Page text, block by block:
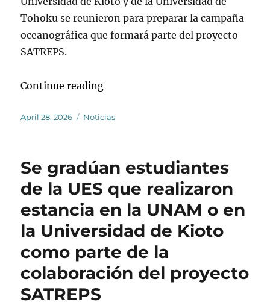
Tohoku se reunieron para preparar la campaña
oceanográfica que formará parte del proyecto
SATREPS.
Continue reading“Ensamblaje de Sismómetros de
Posted
April 28, 2026 Categories
Noticias
Se gradúan estudiantes
de la UES que realizaron
estancia en la UNAM o en
la Universidad de Kioto
como parte de la
colaboración del proyecto
SATREPS